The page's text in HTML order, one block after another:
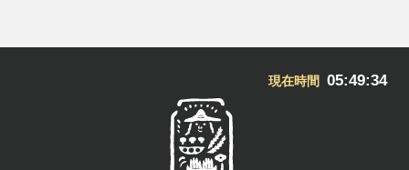
現在時間 05:49:34